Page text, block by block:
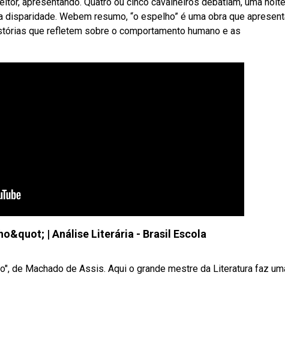
Webem resumo, “o espelho” é uma obra que
que refletem sobre o comportamento humano e as
| Análise Literária - Brasil Escola
de Machado de Assis. Aqui o grande mestre da Literatura faz